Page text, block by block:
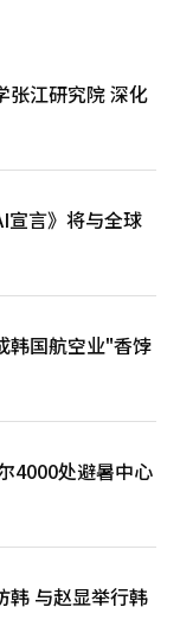
米色，以便中老年
的同时，吸引更广
角色分配上。初
保持一定距离，设
公司与LCC之间的
古、石垣和新千岁
那霸航线的航班。
团内的LCC运营。
利能力的下降。
表示，如果没有
燃料费、人力成本
的扩大也变得困
方航线的内部补偿
低运营成本成长的
线市场由于人口减
致油价上涨，航空
航空公司同步提高
，这将决定其竞争
长”的日本低价商
经人工智能（AI）
影响了油价，还改
意度高的商品和服
记本电
了广泛关注，而意
的“早餐萨伊”则
30周
费交织的口袋妖怪
经走过了30年，
的长青内容。任天
3月发布以来，
需花费巨
2月的米兰·科尔
手对决而备受关注
中吸引了约100万
价外食、经济型笔
，展现了日本消费
报道经人工智能
张江研究院 深化
宣言》将与全球
韩国航空业"香饽
4000处避暑中心
韩 与赵显举行韩